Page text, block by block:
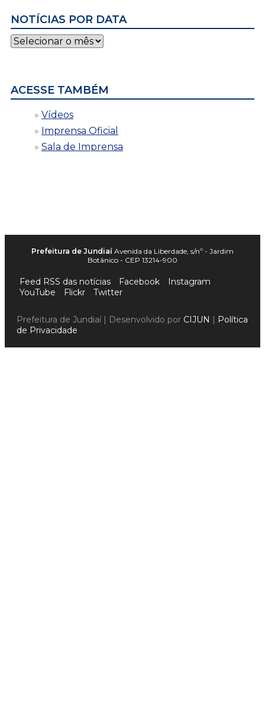
NOTÍCIAS POR DATA
Notícias
por
ACESSE TAMBÉM
Vídeos
Imprensa Oficial
Sala de Imprensa
Prefeitura de Jundiaí Avenida da Liberdade, s/nº - Jardim
Botânico - CEP 13214-900
Feed RSS das notícias Facebook
Instagram
YouTube
Flickr Twitter
Prefeitura de Jundiaí | Desenvolvido por CIJUN | Política
de Privacidade